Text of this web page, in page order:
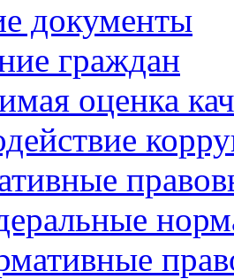
документы
граждан
оценка